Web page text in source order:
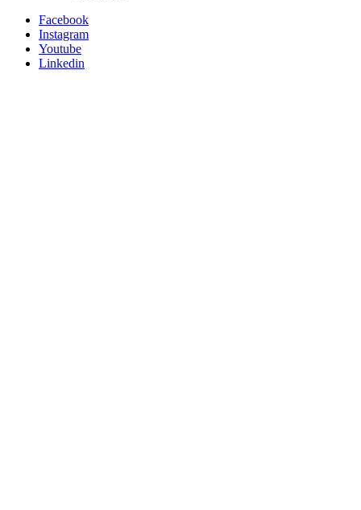
Facebook
Instagram
Youtube
Linkedin